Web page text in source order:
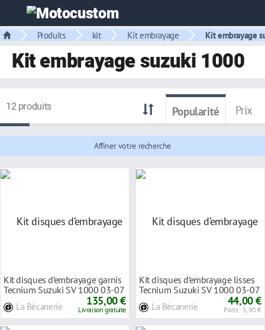
Produits kit Kit embrayage Kit embrayage
Kit embrayage suzuki 1000
12 produits Popularité Prix
Affiner votre recherche
Kit disques d’embrayage garnis
Tecnium Suzuki SV 1000 03-07
La Bécanerie 135,00 €
Livraison gratuite
Kit disques d’embrayage lisses
Tecnium Suzuki SV 1000 03-07
La Bécanerie 44,00 €
Ports : 5,90 €